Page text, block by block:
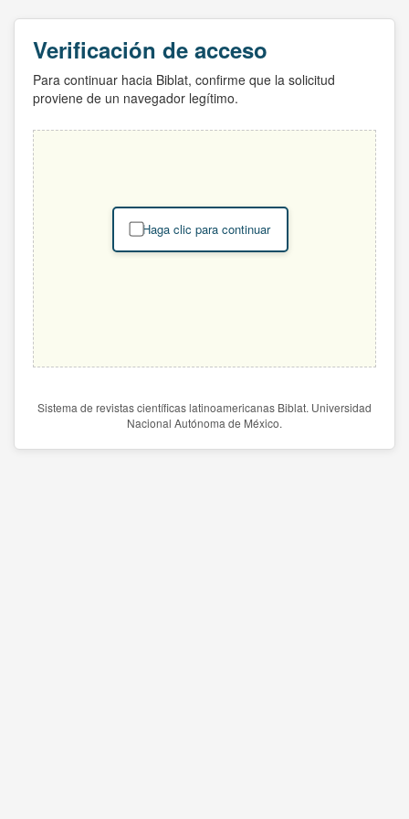
Verificación de acceso
Para continuar hacia Biblat, confirme que la solicitud
proviene de un navegador legítimo.
Haga clic para continuar
Sistema de revistas científicas latinoamericanas Biblat. Universidad
Nacional Autónoma de México.